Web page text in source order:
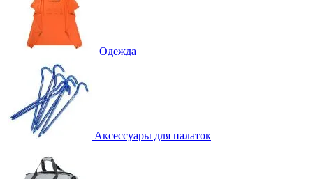
Одежда
Аксессуары для палаток